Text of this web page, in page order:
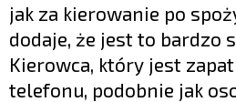
jak za kierowanie po
dodaje, że jest to bardzo
Kierowca, który jest
telefonu, podobnie jak